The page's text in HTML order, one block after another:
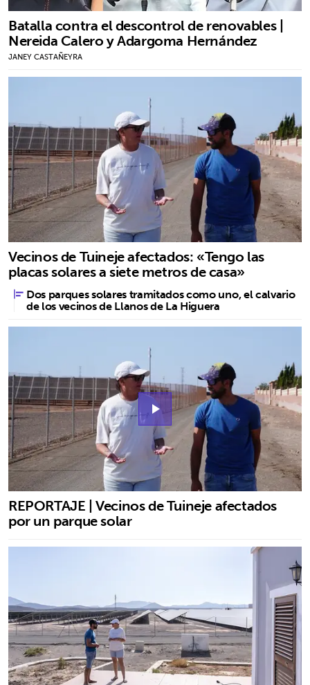
Batalla contra el descontrol de renovables |
Nereida Calero y Adargoma Hernández
JANEY CASTAÑEYRA
Vecinos de Tuineje afectados: «Tengo las
placas solares a siete metros de casa»
Dos parques solares tramitados como uno, el calvario
de los vecinos de Llanos de La Higuera
play_arrow
REPORTAJE | Vecinos de Tuineje afectados
por un parque solar